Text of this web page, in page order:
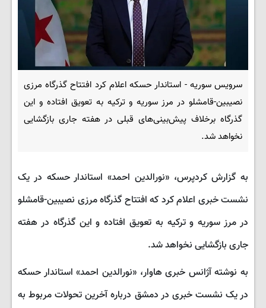
سرویس سوریه - استاندار حسکه اعلام کرد افتتاح گذرگاه مرزی
نصیبین-قامشلو در مرز سوریه و ترکیه به تعویق افتاده و این
گذرگاه برخلاف پیش‌بینی‌های قبلی در هفته جاری بازگشایی
نخواهد شد.
به گزارش کردپرس، «نورالدین احمد» استاندار حسکه در یک
نشست خبری اعلام کرد که افتتاح گذرگاه مرزی نصیبین-قامشلو
در مرز سوریه و ترکیه به تعویق افتاده و این گذرگاه در هفته
جاری بازگشایی نخواهد شد.
به نوشته آژانس خبری هاوار، «نورالدین احمد» استاندار حسکه
در یک نشست خبری در دمشق درباره آخرین تحولات مربوط به